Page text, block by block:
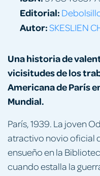
Una historia de
vicisitudes de los
Americana de París
Mundial.
París, 1939. La joven
atractivo novio oficial
ensueño en la
cuando estalla la
Editorial:
Autor:SKESLIEN